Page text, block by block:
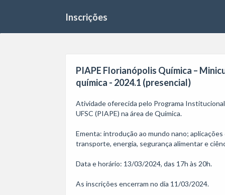
Inscrições
PIAPE Florianópolis Química –
química - 2024.1 (presencial)
Atividade oferecida pelo Programa
UFSC (PIAPE) na área de Química.
Ementa: introdução ao mundo nano;
transporte, energia, segurança alimentar e
Data e horário: 13/03/2024, das 17h às 20h.
As inscrições encerram no dia 11/03/2024.